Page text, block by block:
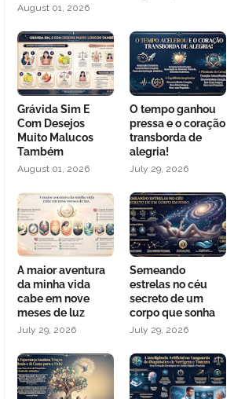
August 01, 2026
Grávida Sim E
Com Desejos
Muito Malucos
Também
August 01, 2026
O tempo ganhou
pressa e o coração
transborda de
alegria!
July 29, 2026
A maior aventura
da minha vida
cabe em nove
meses de luz
July 29, 2026
Semeando
estrelas no céu
secreto de um
corpo que sonha
July 29, 2026